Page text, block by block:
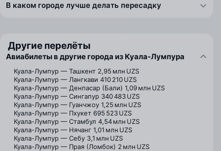
В каком городе лучше делать пересадку
Другие перелёты
Авиабилеты в другие города из Куала-Лумпура
Куала-Лумпур — Ташкент 2,95 млн UZS
Куала-Лумпур — Лангкави 410 210 UZS
Куала-Лумпур — Денпасар (Бали) 1,09 млн UZS
Куала-Лумпур — Сингапур 340 483 UZS
Куала-Лумпур — Гуанчжоу 1,25 млн UZS
Куала-Лумпур — Пхукет 695 523 UZS
Куала-Лумпур — Стамбул 4,54 млн UZS
Куала-Лумпур — Нячанг 1,01 млн UZS
Куала-Лумпур — Себу 3,1 млн UZS
Куала-Лумпур — Прая (Ломбок) 2 млн UZS